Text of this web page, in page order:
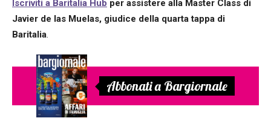
Iscriviti a Baritalia Hub per assistere alla Master Class di
Javier de las Muelas, giudice della quarta tappa di
Baritalia.
Abbonati a Bargiornale